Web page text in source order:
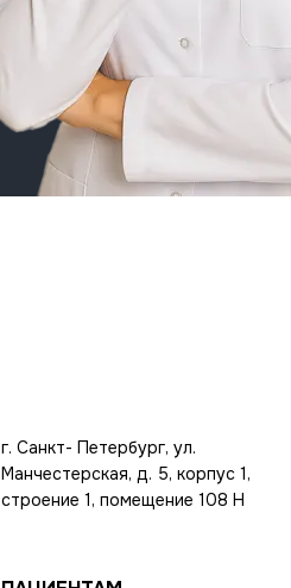
г. Санкт- Петербург, ул.
Манчестерская, д. 5, корпус 1,
строение 1, помещение 108 Н